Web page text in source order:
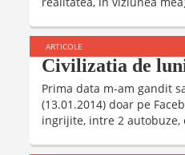
ARTICOLE
Civilizatia de
Prima data m-am gandit
(13.01.2014) doar pe
ingrijite, intre 2 autobuze,